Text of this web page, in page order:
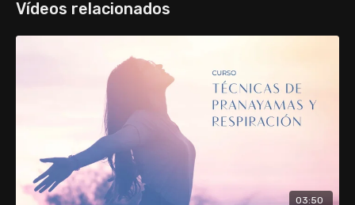
minutos) en situaciones especiales como periodos de tensión
Estas prácticas no sustituyen las consultas y tratamientos
médicos, sino que deben ser consideradas como
complementarias y siempre bajo supervisión médica en caso
de enfermedad o de alteraciónes físicas importantes.
Muchas gracias por acompañarnos 🙏
Vídeos relacionados
03:50